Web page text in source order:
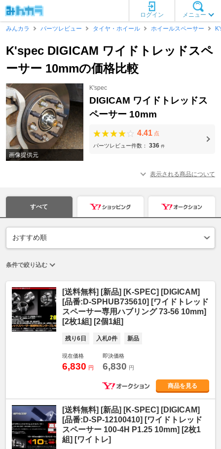
メニュー
ログイン
みんカラ
パーツレビュー タイヤ・ホイール ホイールスペーサー
K'spec DIGICAM ワイドトレッドスペ
ーサー 10mmの価格比較
画像提供元
K'spec
DIGICAM ワイドトレッドス
ペーサー 10mm
4.41 点
パーツレビュー件数： 336 件
表示される商品について
すべて
条件で絞り込む
[送料無料] [新品] [K-SPEC] [DIGICAM]
[品番:D-SPHUB735610] [ワイドトレッド
スペーサー専用ハブリング 73-56 10mm]
[2枚1組] [2個1組]
残り6日 入札0件 新品
現在価格
6,830 円
即決価格
6,830 円
商品を見る
[送料無料] [新品] [K-SPEC] [DIGICAM]
[品番:D-SP-12100410] [ワイドトレッド
スペーサー 100-4H P1.25 10mm] [2枚1
組] [ワイトレ]